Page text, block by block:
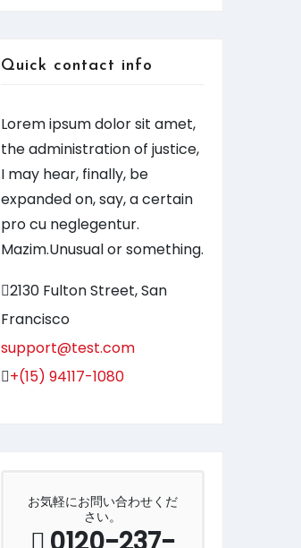
Quick contact info
Lorem ipsum dolor sit amet,
the administration of justice,
I may hear, finally, be
expanded on, say, a certain
pro cu neglegentur.
Mazim.Unusual or something.
2130 Fulton Street, San
Francisco
support@test.com
+(15) 94117-1080
お気軽にお問い合わせくだ
さい。